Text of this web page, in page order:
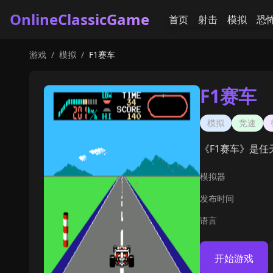
OnlineClassicGame 首页 射击 模拟 恐
游戏 / 模拟 / F1赛车
F1赛车
模拟 竞速
《F1赛车》是
模拟器
发布时间
语言
开始游戏